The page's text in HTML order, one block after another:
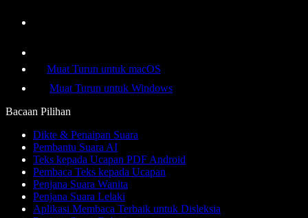
Muat Turun untuk macOS
Muat Turun untuk Windows
Bacaan Pilihan
Dikte & Penaipan Suara
Pembantu Suara AI
Teks kepada Ucapan PDF Android
Pembaca Teks kepada Ucapan
Penjana Suara Wanita
Penjana Suara Lelaki
Aplikasi Membaca Terbaik untuk Disleksia